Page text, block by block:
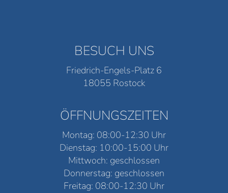
BESUCH UNS
Friedrich-Engels-Platz 6
18055 Rostock
ÖFFNUNGSZEITEN
Montag: 08:00-12:30 Uhr
Dienstag: 10:00-15:00 Uhr
Mittwoch: geschlossen
Donnerstag: geschlossen
Freitag: 08:00-12:30 Uhr